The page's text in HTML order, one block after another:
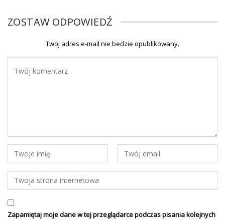
ZOSTAW ODPOWIEDŹ
Twoj adres e-mail nie bedzie opublikowany.
Zapamiętaj moje dane w tej przeglądarce podczas pisania kolejnych